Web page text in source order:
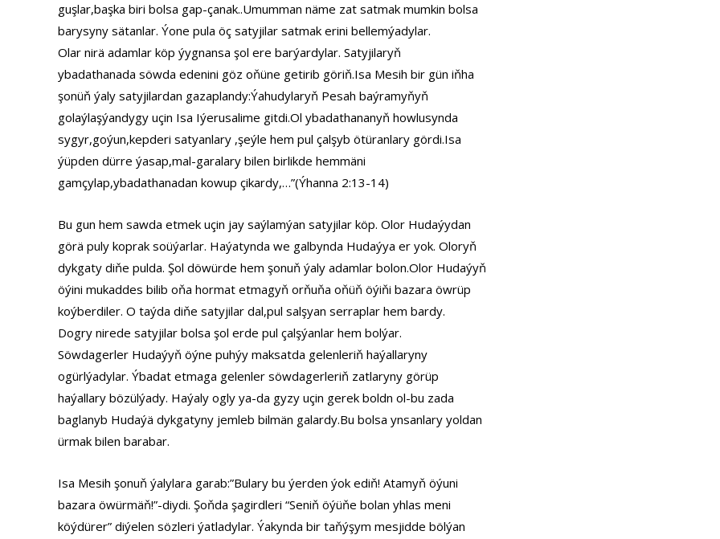
guşlar,başka biri bolsa gap-çanak..Umumman näme zat satmak mumkin bolsa
barysyny sätanlar. Ýone pula öç satyjilar satmak erini bellemýadylar.
Olar nirä adamlar köp ýygnansa şol ere barýardylar. Satyjilaryň
ybadathanada söwda edenini göz oňüne getirib göriň.Isa Mesih bir gün iňha
şonüň ýaly satyjilardan gazaplandy:Ýahudylaryň Pesah baýramyňyň
golaýlaşýandygy uçin Isa Iýerusalime gitdi.Ol ybadathananyň howlusynda
sygyr,goýun,kepderi satyanlary ,şeýle hem pul çalşyb ötüranlary gördi.Isa
ýüpden dürre ýasap,mal-garalary bilen birlikde hemmäni
gamçylap,ybadathanadan kowup çikardy,…”(Ýhanna 2:13-14)
Bu gun hem sawda etmek uçin jay saýlamýan satyjilar köp. Olor Hudaýydan
görä puly koprak soüýarlar. Haýatynda we galbynda Hudaýya er yok. Oloryň
dykgaty diňe pulda. Şol döwürde hem şonuň ýaly adamlar bolon.Olor Hudaýyň
öýini mukaddes bilib oňa hormat etmagyň orňuňa oňüň öýiňi bazara öwrüp
koýberdiler. O taýda diňe satyjilar dal,pul salşyan serraplar hem bardy.
Dogry nirede satyjilar bolsa şol erde pul çalşýanlar hem bolýar.
Söwdagerler Hudaýyň öýne puhýy maksatda gelenleriň haýallaryny
ogürlýadylar. Ýbadat etmaga gelenler söwdagerleriň zatlaryny görüp
haýallary bözülýady. Haýaly ogly ya-da gyzy uçin gerek boldn ol-bu zada
baglanyb Hudaýä dykgatyny jemleb bilmän galardy.Bu bolsa ynsanlary yoldan
ürmak bilen barabar.
Isa Mesih şonuň ýalylara garab:”Bulary bu ýerden ýok ediň! Atamyň öýuni
bazara öwürmäň!”-diydi. Şoňda şagirdleri “Seniň öýüňe bolan yhlas meni
köýdürer” diýelen sözleri ýatladylar. Ýakynda bir taňýşym mesjidde bölýan